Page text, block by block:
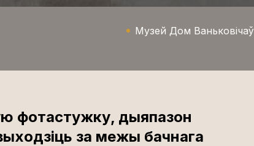
Музей Дом Ваньковічаў
фотастужку, дыяпазон
за межы бачнага